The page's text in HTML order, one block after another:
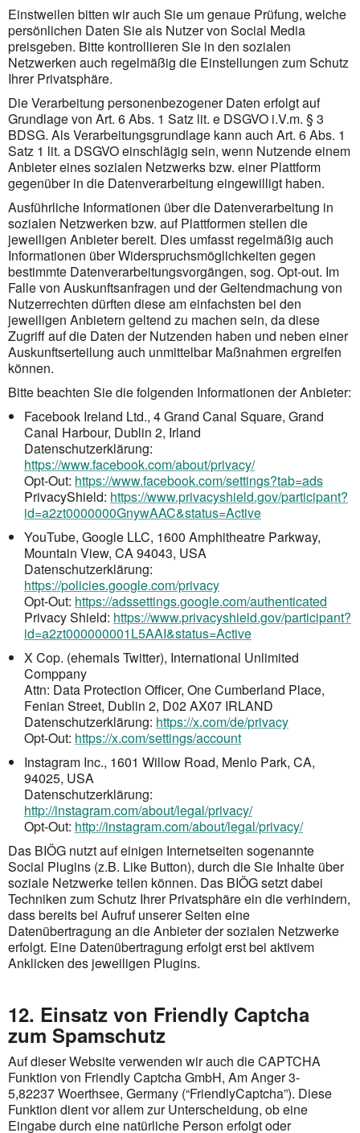
Einstweilen bitten wir auch Sie um genaue Prüfung, welche
persönlichen Daten Sie als Nutzer von Social Media
preisgeben. Bitte kontrollieren Sie in den sozialen
Netzwerken auch regelmäßig die Einstellungen zum Schutz
Ihrer Privatsphäre.
Die Verarbeitung personenbezogener Daten erfolgt auf
Grundlage von Art. 6 Abs. 1 Satz lit. e DSGVO i.V.m. § 3
BDSG. Als Verarbeitungsgrundlage kann auch Art. 6 Abs. 1
Satz 1 lit. a DSGVO einschlägig sein, wenn Nutzende einem
Anbieter eines sozialen Netzwerks bzw. einer Plattform
gegenüber in die Datenverarbeitung eingewilligt haben.
Ausführliche Informationen über die Datenverarbeitung in
sozialen Netzwerken bzw. auf Plattformen stellen die
jeweiligen Anbieter bereit. Dies umfasst regelmäßig auch
Informationen über Widerspruchsmöglichkeiten gegen
bestimmte Datenverarbeitungsvorgängen, sog. Opt-out. Im
Falle von Auskunftsanfragen und der Geltendmachung von
Nutzerrechten dürften diese am einfachsten bei den
jeweiligen Anbietern geltend zu machen sein, da diese
Zugriff auf die Daten der Nutzenden haben und neben einer
Auskunftserteilung auch unmittelbar Maßnahmen ergreifen
können.
Bitte beachten Sie die folgenden Informationen der Anbieter:
Facebook Ireland Ltd., 4 Grand Canal Square, Grand
Canal Harbour, Dublin 2, Irland
Datenschutzerklärung:
https://www.facebook.com/about/privacy/
Opt-Out: https://www.facebook.com/settings?tab=ads
PrivacyShield: https://www.privacyshield.gov/participant?
id=a2zt0000000GnywAAC&status=Active
YouTube, Google LLC, 1600 Amphitheatre Parkway,
Mountain View, CA 94043, USA
Datenschutzerklärung:
https://policies.google.com/privacy
Opt-Out: https://adssettings.google.com/authenticated
Privacy Shield: https://www.privacyshield.gov/participant?
id=a2zt000000001L5AAI&status=Active
X Cop. (ehemals Twitter), International Unlimited
Comppany
Attn: Data Protection Officer, One Cumberland Place,
Fenian Street, Dublin 2, D02 AX07 IRLAND
Datenschutzerklärung: https://x.com/de/privacy
Opt-Out: https://x.com/settings/account
Instagram Inc., 1601 Willow Road, Menlo Park, CA,
94025, USA
Datenschutzerklärung:
http://instagram.com/about/legal/privacy/
Opt-Out: http://instagram.com/about/legal/privacy/
Das BIÖG nutzt auf einigen Internetseiten sogenannte
Social Plugins (z.B. Like Button), durch die Sie Inhalte über
soziale Netzwerke teilen können. Das BIÖG setzt dabei
Techniken zum Schutz Ihrer Privatsphäre ein die verhindern,
dass bereits bei Aufruf unserer Seiten eine
Datenübertragung an die Anbieter der sozialen Netzwerke
erfolgt. Eine Datenübertragung erfolgt erst bei aktivem
Anklicken des jeweiligen Plugins.
12. Einsatz von Friendly Captcha
zum Spamschutz
Auf dieser Website verwenden wir auch die CAPTCHA
Funktion von Friendly Captcha GmbH, Am Anger 3-
5,82237 Woerthsee, Germany (“FriendlyCaptcha”). Diese
Funktion dient vor allem zur Unterscheidung, ob eine
Eingabe durch eine natürliche Person erfolgt oder